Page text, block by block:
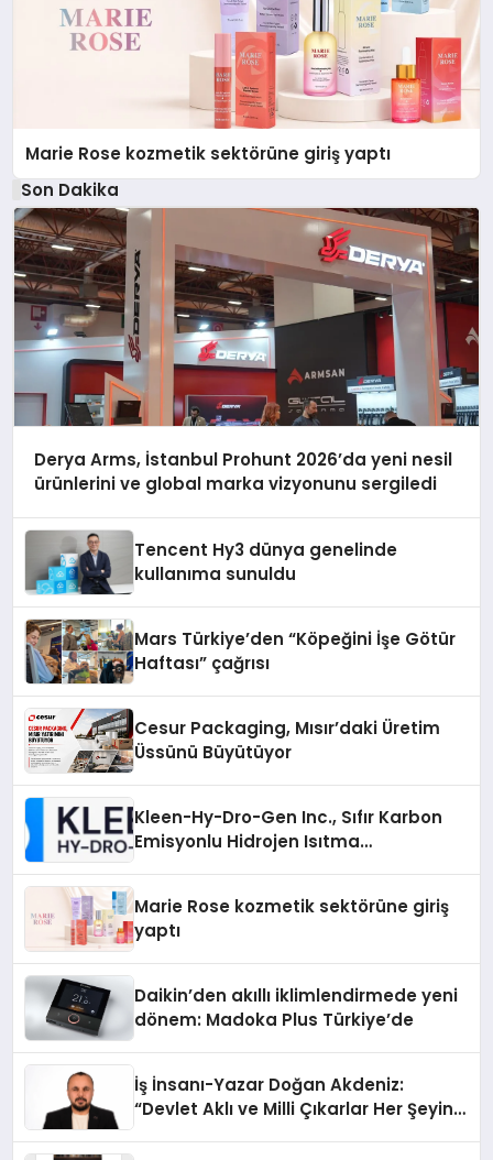
Marie Rose kozmetik sektörüne giriş yaptı
Son Dakika
Derya Arms, İstanbul Prohunt 2026’da yeni nesil
ürünlerini ve global marka vizyonunu sergiledi
Tencent Hy3 dünya genelinde
kullanıma sunuldu
Mars Türkiye’den “Köpeğini İşe Götür
Haftası” çağrısı
Cesur Packaging, Mısır’daki Üretim
Üssünü Büyütüyor
Kleen-Hy-Dro-Gen Inc., Sıfır Karbon
Emisyonlu Hidrojen Isıtma
Marie Rose kozmetik sektörüne giriş
yaptı
Daikin’den akıllı iklimlendirmede yeni
dönem: Madoka Plus Türkiye’de
İş İnsanı-Yazar Doğan Akdeniz:
“Devlet Aklı ve Milli Çıkarlar Her Şeyin